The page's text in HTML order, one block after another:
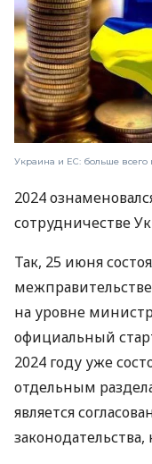
Украина и ЕС: больше всего
2024
сотрудничестве
Так, 25 июня
на уровне
официальный
2024 году уже
отдельным
является